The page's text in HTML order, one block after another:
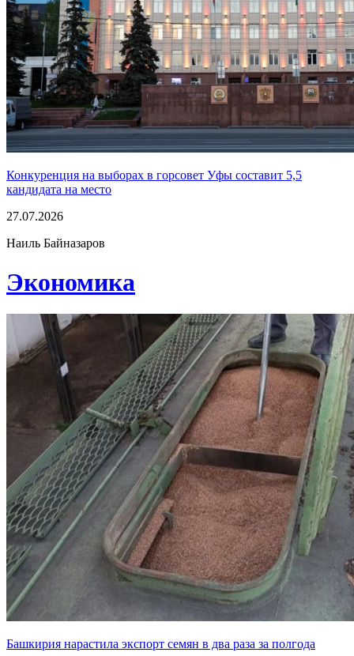
Конкуренция на выборах в горсовет Уфы составит 5,5
кандидата на место
27.07.2026
Наиль Байназаров
Экономика
Башкирия нарастила экспорт семян в два раза за полгода